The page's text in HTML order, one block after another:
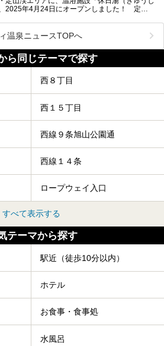
帰り入浴可能な全３施設の紹介・周辺観光・ア
2025年4月24日にオープンしました！ 定山
温泉・サウナの「休日湯」・ラウンジの「THE
」・グルメ「休日洋麺店」・ホテル「エク
ョンホテル」で構成された、まさに大人の癒し
な「休日ビルヂング」の魅力を5つのポイント
温泉ニュースTOPへ
ら同じテーマで探す
西８丁目
西１５丁目
西線９条旭山公園通
西線１４条
ロープウェイ入口
すべて表示する
テーマから探す
駅近（徒歩10分以内）
ホテル
お食事・食事処
水風呂